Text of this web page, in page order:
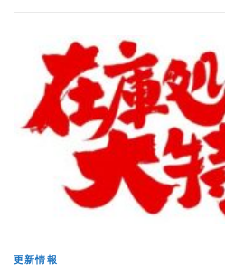
更新情報